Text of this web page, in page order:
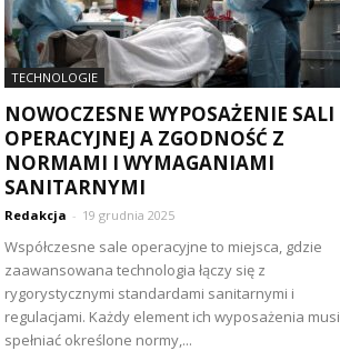
TECHNOLOGIE
NOWOCZESNE WYPOSAŻENIE SALI
OPERACYJNEJ A ZGODNOŚĆ Z
NORMAMI I WYMAGANIAMI
SANITARNYMI
Redakcja - 19 grudnia 2025
Współczesne sale operacyjne to miejsca, gdzie
zaawansowana technologia łączy się z
rygorystycznymi standardami sanitarnymi i
regulacjami. Każdy element ich wyposażenia musi
spełniać określone normy,...